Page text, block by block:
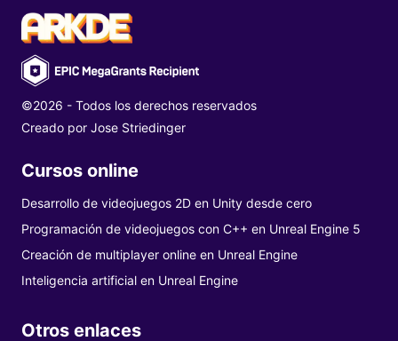
©2026 - Todos los derechos reservados
Creado por Jose Striedinger
Cursos online
Desarrollo de videojuegos 2D en Unity desde cero
Programación de videojuegos con C++ en Unreal Engine 5
Creación de multiplayer online en Unreal Engine
Inteligencia artificial en Unreal Engine
Otros enlaces